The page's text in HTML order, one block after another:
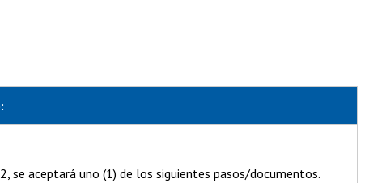
se aceptará uno (1) de los siguientes pasos/documentos.